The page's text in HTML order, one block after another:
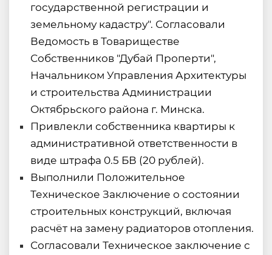
государственной регистрации и
земельному кадастру". Согласовали
Ведомость в Товариществе
Собственников "Дубай Проперти",
Начальником Управления Архитектуры
и строительства Администрации
Октябрьского района г. Минска.
Привлекли собственника квартиры к
административной ответственности в
виде штрафа 0.5 БВ (20 рублей).
Выполнили Положительное
Техническое Заключение о состоянии
строительных конструкций, включая
расчёт на замену радиаторов отопления.
Согласовали Техническое заключение с